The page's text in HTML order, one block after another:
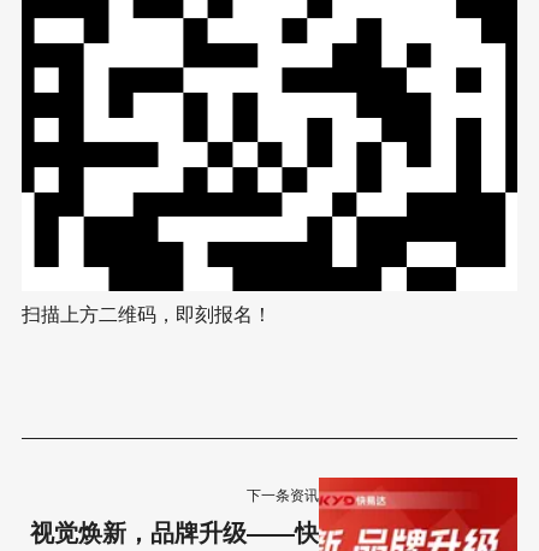
扫描上方二维码，即刻报名！
下一条资讯
视觉焕新，品牌升级——快